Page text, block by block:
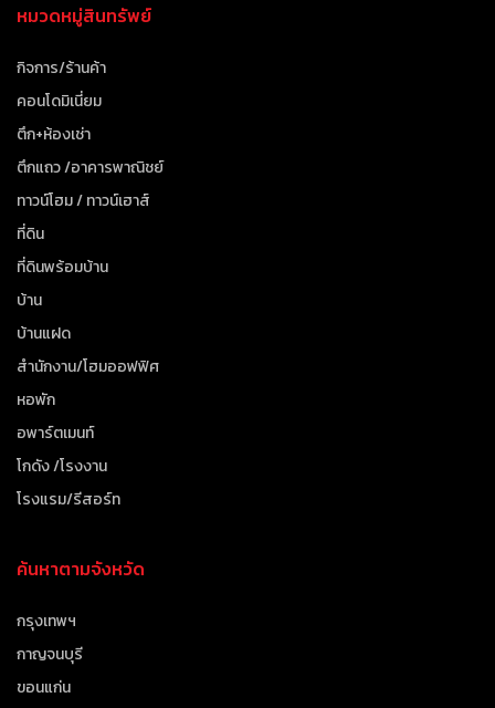
หมวดหมู่สินทรัพย์
กิจการ/ร้านค้า
คอนโดมิเนี่ยม
ตึก+ห้องเช่า
ตึกแถว /อาคารพาณิชย์
ทาวน์โฮม / ทาวน์เฮาส์
ที่ดิน
ที่ดินพร้อมบ้าน
บ้าน
บ้านแฝด
สำนักงาน/โฮมออฟฟิศ
หอพัก
อพาร์ตเมนท์
โกดัง /โรงงาน
โรงแรม/รีสอร์ท
ค้นหาตามจังหวัด
กรุงเทพฯ
กาญจนบุรี
ขอนแก่น